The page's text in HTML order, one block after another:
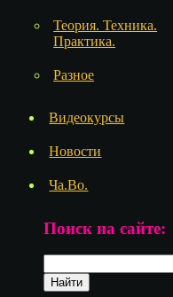
Теория. Техника.
Практика.
Разное
Видеокурсы
Новости
Ча.Во.
Поиск на сайте: